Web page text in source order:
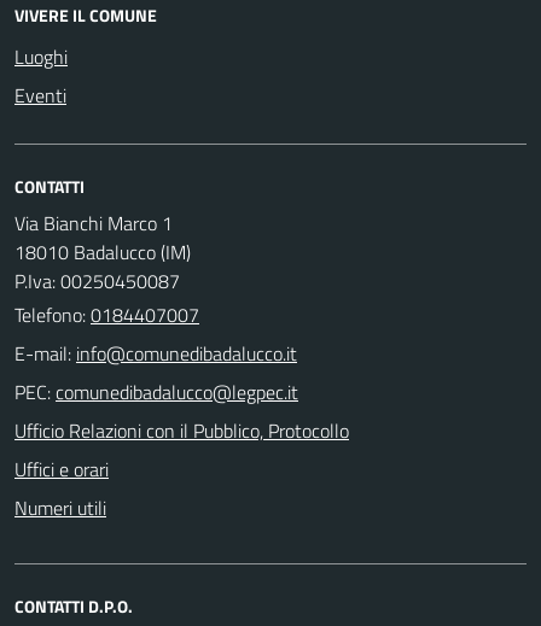
VIVERE IL COMUNE
Luoghi
Eventi
CONTATTI
Via Bianchi Marco 1
18010 Badalucco (IM)
P.Iva: 00250450087
Telefono:0184407007
E-mail:
PEC:
Ufficio Relazioni con il Pubblico, Protocollo
Uffici e orari
Numeri utili
CONTATTI D.P.O.